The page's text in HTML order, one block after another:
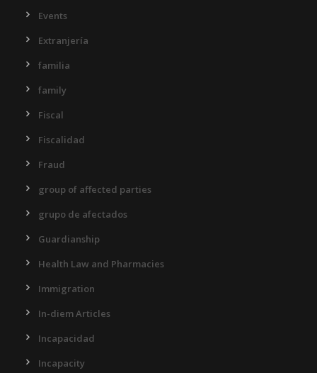
Events
Extranjería
familia
family
Fiscal
Fiscalidad
Fraud
group of affected parties
grupo de afectados
Guardianship
Health Law and Pharmacies
Immigration
In-diem Articles
Incapacidad
Incapacity